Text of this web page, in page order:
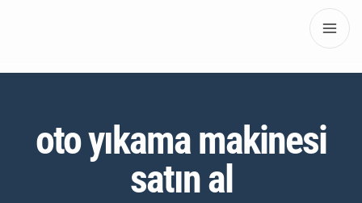
oto yıkama makinesi
satın al